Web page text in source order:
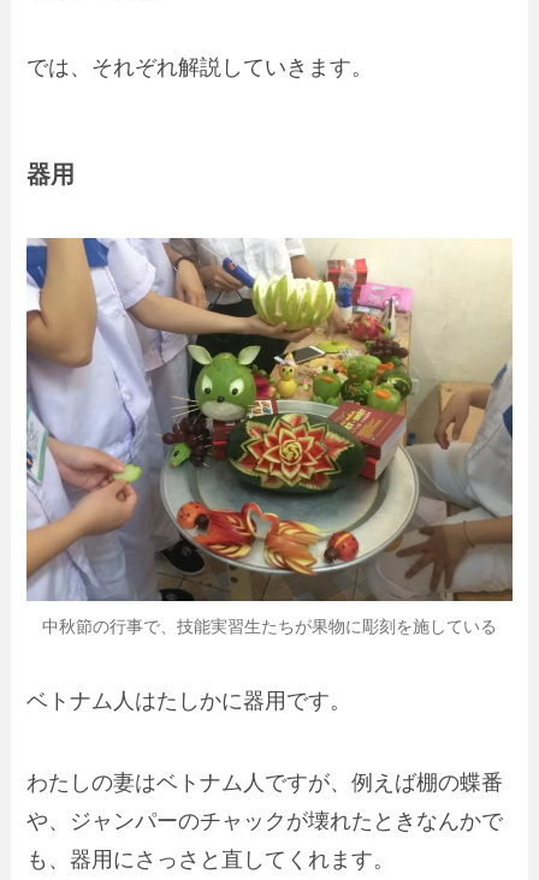
では、それぞれ解説していきます。
器用
中秋節の行事で、技能実習生たちが果物に彫刻を施している
ベトナム人はたしかに器用です。
わたしの妻はベトナム人ですが、例えば棚の蝶番
や、ジャンパーのチャックが壊れたときなんかで
も、器用にさっさと直してくれます。